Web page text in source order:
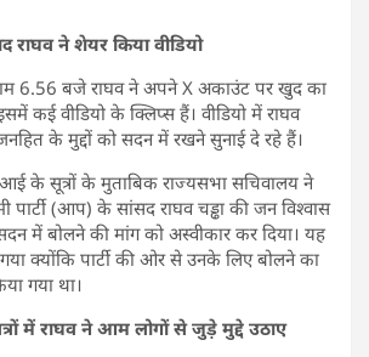
ने शेयर किया वीडियो
6.56 बजे राघव ने अपने X अकाउंट पर खुद का
कई वीडियो के क्लिप्स हैं। वीडियो में राघव
के मुद्दों को सदन में रखने सुनाई दे रहे हैं।
के सूत्रों के मुताबिक राज्यसभा सचिवालय ने
(आप) के सांसद राघव चड्ढा की जन विश्वास
में बोलने की मांग को अस्वीकार कर दिया। यह
क्योंकि पार्टी की ओर से उनके लिए बोलने का
गया था।
में राघव ने आम लोगों से जुड़े मुद्दे उठाए